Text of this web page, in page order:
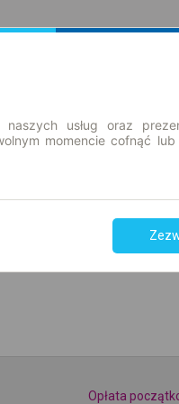
Opłata
usług oraz
momencie cofnąć lub